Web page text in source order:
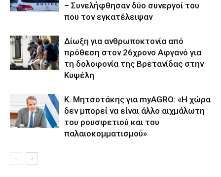
– Συνελήφθησαν δύο συνεργοί του
που τον εγκατέλειψαν
Δίωξη για ανθρωποκτονία από
πρόθεση στον 26χρονο Αφγανό για
τη δολοφονία της Βρετανίδας στην
Κυψέλη
K. Μητσοτάκης για myAGRO: «Η χώρα
δεν μπορεί να είναι άλλο αιχμάλωτη
του ρουσφετιού και του
παλαιοκομματισμού»